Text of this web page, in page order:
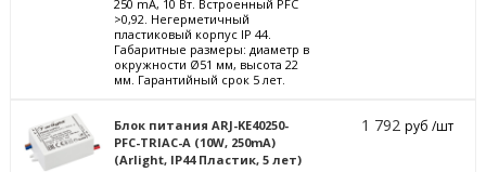
250 mА, 10 Вт. Встроенный PFC
>0,92. Негерметичный
пластиковый корпус IP 44.
Габаритные размеры: диаметр в
окружности Ø51 мм, высота 22
мм. Гарантийный срок 5 лет.
Блок питания ARJ-KE40250-
PFC-TRIAC-A (10W, 250mA)
(Arlight, IP44 Пластик, 5 лет)
1 792руб /шт